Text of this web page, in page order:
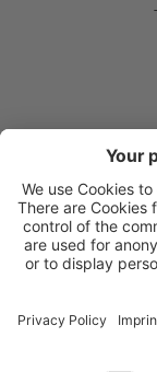
Via di Mezzo ai